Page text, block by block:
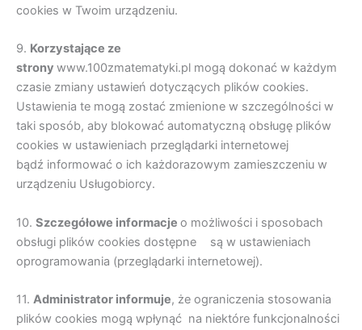
cookies w Twoim urządzeniu.
9. Korzystające ze
strony www.100zmatematyki.pl mogą dokonać w każdym
czasie zmiany ustawień dotyczących plików cookies.
Ustawienia te mogą zostać zmienione w szczególności w
taki sposób, aby blokować automatyczną obsługę plików
cookies w ustawieniach przeglądarki internetowej
bądź informować o ich każdorazowym zamieszczeniu w
urządzeniu Usługobiorcy.
10. Szczegółowe informacje o możliwości i sposobach
obsługi plików cookies dostępne są w ustawieniach
oprogramowania (przeglądarki internetowej).
11. Administrator informuje, że ograniczenia stosowania
plików cookies mogą wpłynąć na niektóre funkcjonalności